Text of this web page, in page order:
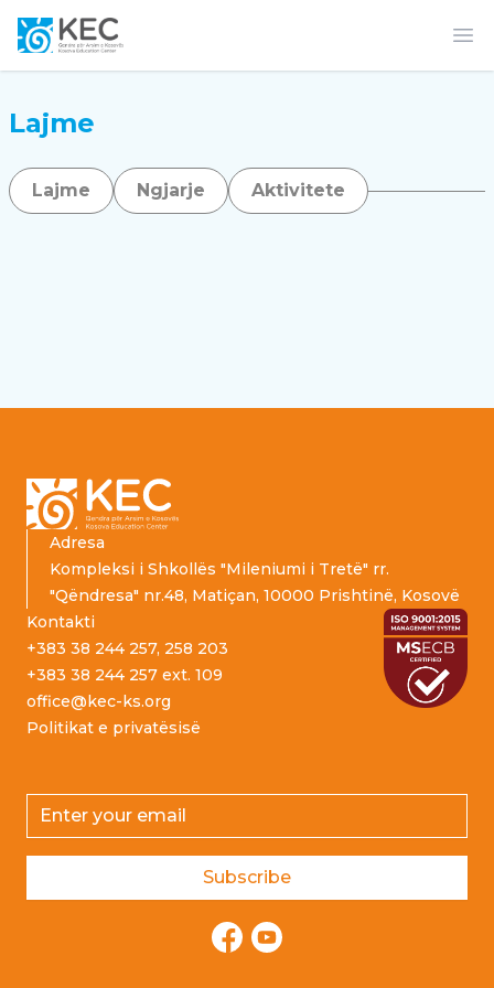
Lajme
Lajme Ngjarje Aktivitete
Adresa
Kompleksi i Shkollës "Mileniumi i Tretë" rr.
"Qëndresa" nr.48, Matiçan, 10000 Prishtinë, Kosovë
Kontakti
+383 38 244 257, 258 203
+383 38 244 257 ext. 109
office@kec-ks.org
Politikat e privatësisë
Email address
Subscribe
Facebook
YouTube